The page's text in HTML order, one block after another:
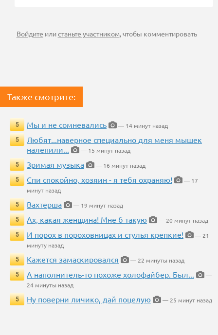
Войдите илистаньте участником, чтобы комментировать
Также смотрите:
5 Мы и не сомневались
— 14 минут назад
5
Любят...наверное специально для меня мышек
налепили...
— 15 минут назад
5
Зримая музыка
— 16 минут назад
5
Спи спокойно, хозяин - я тебя охраняю!
— 17
минут назад
5
Вахтерша
— 19 минут назад
5
Ах, какая женщина! Мне б такую
— 20 минут назад
5
И порох в пороховницах и стулья крепкие!
— 21
минуту назад
5
Кажется замаскировался
— 22 минуты назад
5
А наполнитель-то похоже холофайбер. Был...
—
24 минуты назад
5
Ну поверни личико, дай поцелую — 25 минут назад